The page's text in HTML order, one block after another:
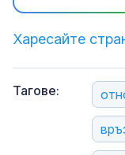
Харесайте
Тагове: